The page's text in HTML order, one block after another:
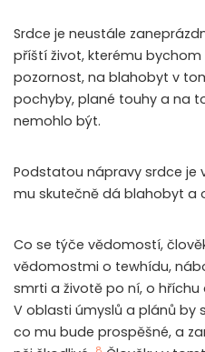
Srdce je neustále
příští život, kterému
pozornost, na blahobyt v
pochyby, plané touhy a na
nemohlo být.
Podstatou nápravy srdce je
mu skutečně dá blahobyt a
Co se týče vědomostí,
vědomostmi o tewhídu,
smrti a životě po ní, o
V oblasti úmyslů a plánů by
co mu bude prospěšné, a